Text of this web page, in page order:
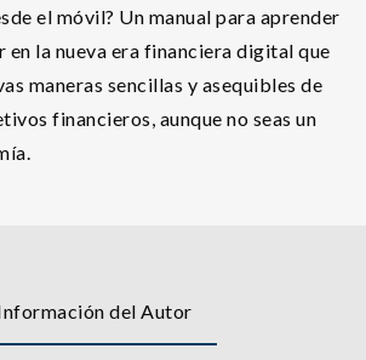
el móvil? Un manual para aprender
en la nueva era financiera digital que
maneras sencillas y asequibles de
financieros, aunque no seas un
del Autor